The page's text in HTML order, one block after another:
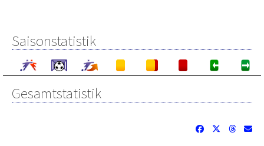
Saisonstatistik
Gesamtstatistik